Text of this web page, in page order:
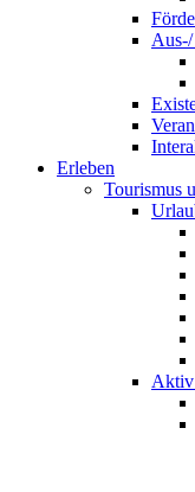
Erleben
Tourismus
Aktiv